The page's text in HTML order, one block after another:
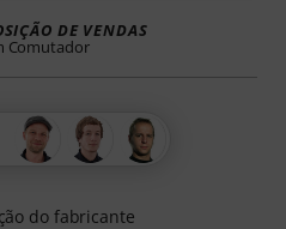
DE VENDAS
Comutador
do fabricante